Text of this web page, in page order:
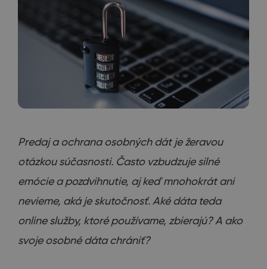
Predaj a ochrana osobných dát je žeravou
otázkou súčasnosti. Často vzbudzuje silné
emócie a pozdvihnutie, aj keď mnohokrát ani
nevieme, aká je skutočnosť. Aké dáta teda
online služby, ktoré používame, zbierajú? A ako
svoje osobné dáta chrániť?